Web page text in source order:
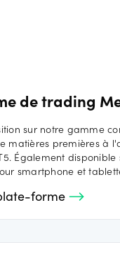
de trading
sur notre gamme
matières premières à
Également disponible
smartphone et
forme